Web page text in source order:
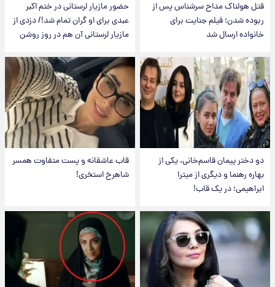
قتل هولناک مداح سرشناس پس از
ربوده شدن؛ فیلم جنایت برای
خانواده ارسال شد
حضور مازیار لرستانی در ختم اکبر
عبدی برای او گران تمام شد!/ دزدی از
مازیار لرستانی آن هم در روز روشن
دو دختر پیمان قاسم‌خانی، یکی از
بهاره رهنما و دیگری از میترا
ابراهیمی؛ در یک قاب!
قاب عاشقانه و پست متفاوت همسر
شاهرخ استخری!